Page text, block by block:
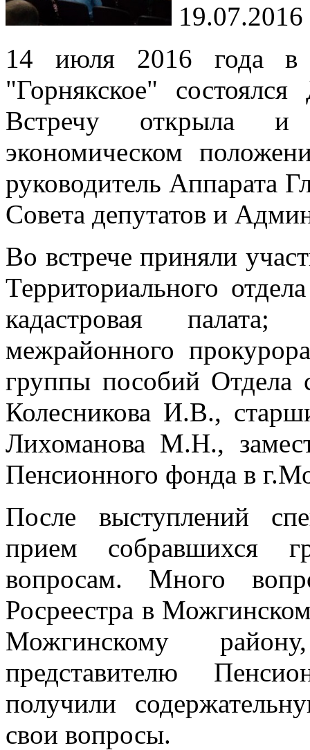
19.07.2016
14 июля 2016 года в
"Горнякское"
Встречу открыла и
экономическом
руководитель Аппарата
Совета депутатов и
Во встрече приняли
Территориального
кадастровая
межрайонного
группы пособий Отдела
Колесникова И.В.,
Лихоманова М.Н.,
Пенсионного фонда в
После выступлений
прием собравшихся
вопросам. Много
Росреестра в
Можгинскому
представителю
получили
свои вопросы.